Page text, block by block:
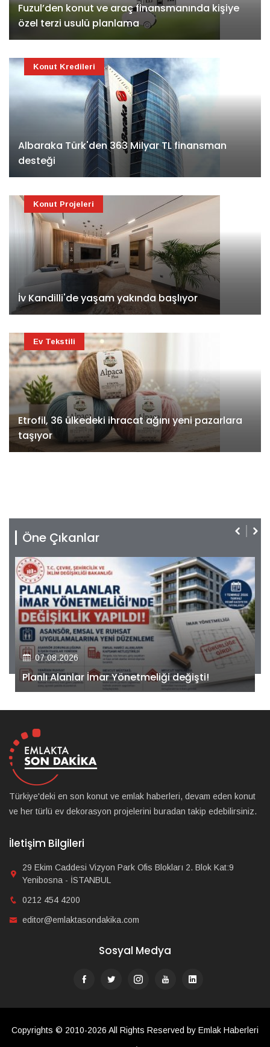
Fuzul’den konut ve araç finansmanında kişiye
özel terzi usulü planlama
Albaraka Türk'den 363 Milyar TL finansman
desteği
Konut Kredileri
İv Kandilli'de yaşam yakında başlıyor
Konut Projeleri
Etrofil, 36 ülkedeki ihracat ağını yeni pazarlara
taşıyor
Ev Tekstili
Öne Çıkanlar
07.08.2026
Kiler GYO’dan Pendik Dolayoba projesiyle ilgili
önemli adım!
Türkiye'deki en son konut ve emlak haberleri, devam eden konut
ve her türlü ev dekorasyon projelerini buradan takip edebilirsiniz.
İletişim Bilgileri
29 Ekim Caddesi Vizyon Park Ofis Blokları 2. Blok Kat:9
Yenibosna - İSTANBUL
0212 454 4200
editor@emlaktasondakika.com
Sosyal Medya
Copyrights © 2010-2026 All Rights Reserved by Emlak Haberleri